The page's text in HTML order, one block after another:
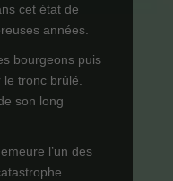
cet état de
années.
bourgeons puis
tronc brûlé.
son long
l’un des